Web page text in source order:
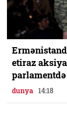
etiraz
parlamentdə
dunya 14:18